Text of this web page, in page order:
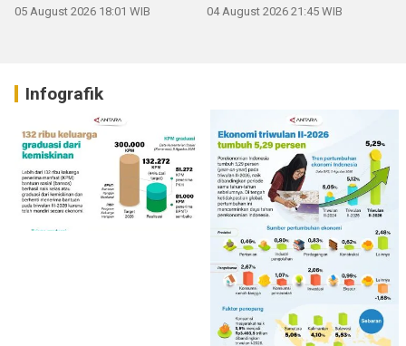
05 August 2026 18:01 WIB 04 August 2026 21:45 WIB
Infografik